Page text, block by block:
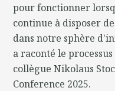
pour fonctionner
continue à disposer
dans notre sphère
a raconté le
collègue Nikolaus
Conference 2025.